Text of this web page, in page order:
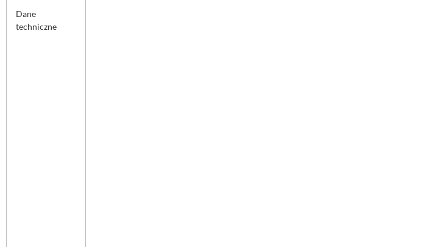
Dane
techniczne